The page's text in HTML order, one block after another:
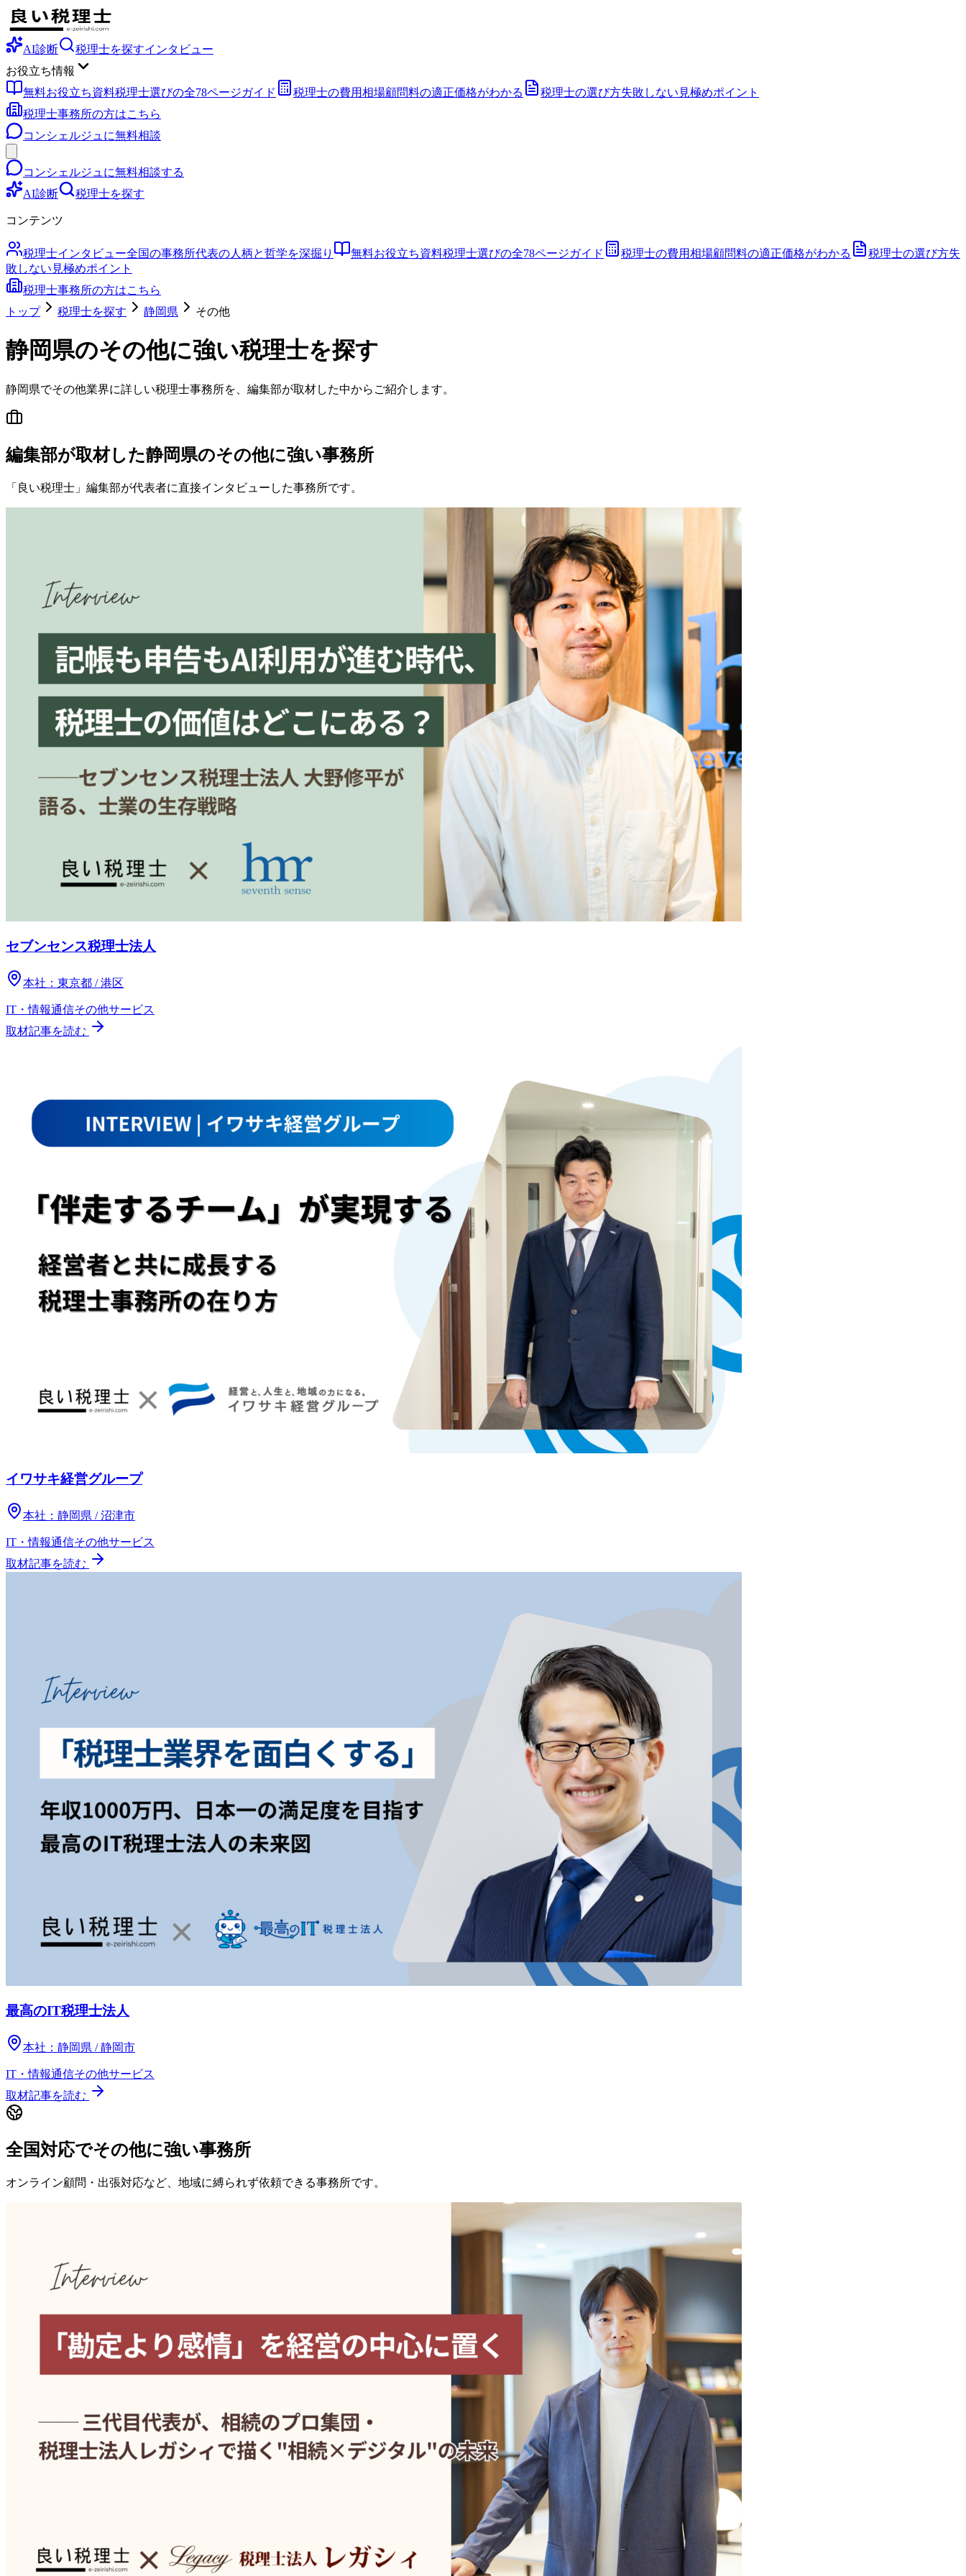
AI診断 税理士を探すインタビュー
お役立ち情報
無料お役立ち資料税理士選びの全78ページガイド 税理士の費用相場顧問料の適正価格がわかる 税理士の選び方失敗しない見極めポイント
税理士事務所の方はこちら
コンシェルジュに無料相談
コンシェルジュに無料相談する
AI診断
税理士を探す
コンテンツ
税理士インタビュー全国の事務所代表の人柄と哲学を深掘り 無料お役立ち資料税理士選びの全78ページガイド 税理士の費用相場顧問料の適正価格がわかる 税理士の選び方失
敗しない見極めポイント
税理士事務所の方はこちら
トップ
税理士を探す 静岡県 その他
静岡県のその他に強い税理士を探す
静岡県でその他業界に詳しい税理士事務所を、編集部が取材した中からご紹介します。
編集部が取材した静岡県のその他に強い事務所
「良い税理士」編集部が代表者に直接インタビューした事務所です。
セブンセンス税理士法人
本社： 東京都 / 港区
IT・情報通信その他サービス
取材記事を読む
イワサキ経営グループ
本社： 静岡県 / 沼津市
IT・情報通信その他サービス
取材記事を読む
最高のIT税理士法人
本社： 静岡県 / 静岡市
IT・情報通信その他サービス
取材記事を読む
全国対応でその他に強い事務所
オンライン顧問・出張対応など、地域に縛られず依頼できる事務所です。